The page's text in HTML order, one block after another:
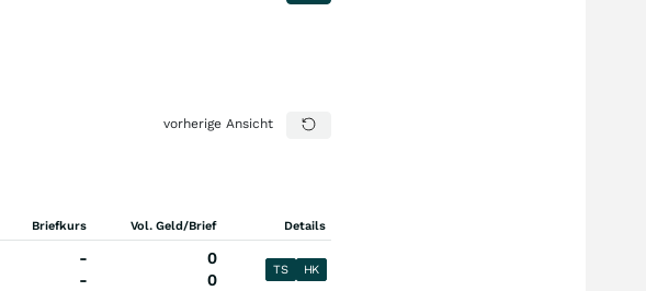
vorherige Ansicht
Briefkurs Vol. Geld/Brief Details
-
-
0
0
TS HK